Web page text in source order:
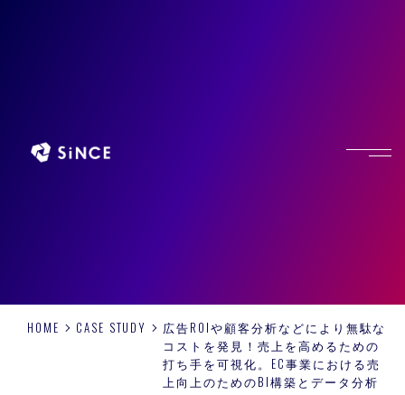
HOME CASE STUDY
広告ROIや顧客分析などにより無駄な
コストを発見！売上を高めるための
打ち手を可視化。EC事業における売
上向上のためのBI構築とデータ分析